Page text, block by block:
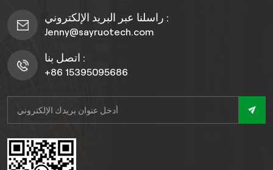
راسلنا عبر البريد الإلكتروني :
Jenny@sayruotech.com
اتصل بنا :
+86 15395095686